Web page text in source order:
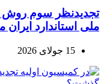
تجدیدنظر سوم روش
ملی استاندارد
15 جولای 2026